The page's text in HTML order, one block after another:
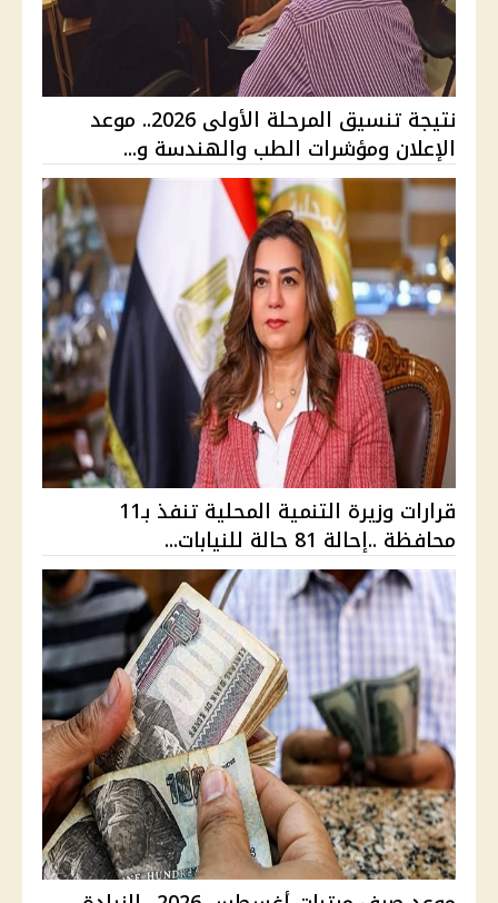
نتيجة تنسيق المرحلة الأولى 2026.. موعد
الإعلان ومؤشرات الطب والهندسة و...
قرارات وزيرة التنمية المحلية تنفذ بـ11
محافظة ..إحالة 81 حالة للنيابات...